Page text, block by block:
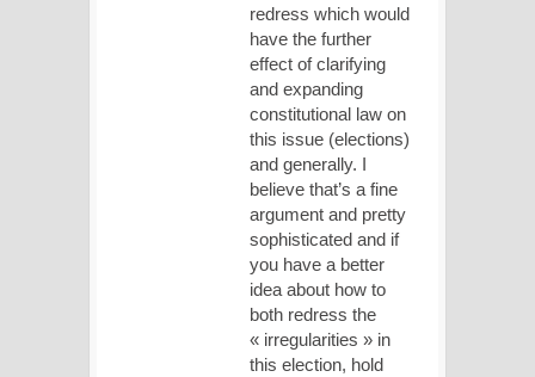
redress which would
have the further
effect of clarifying
and expanding
constitutional law on
this issue (elections)
and generally. I
believe that’s a fine
argument and pretty
sophisticated and if
you have a better
idea about how to
both redress the
« irregularities » in
this election, hold